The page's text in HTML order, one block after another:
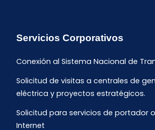
Servicios Corporativos
Conexión al Sistema Nacional de
Solicitud de visitas a centrales de
eléctrica y proyectos estratégicos.
Solicitud para servicios de portador
Internet